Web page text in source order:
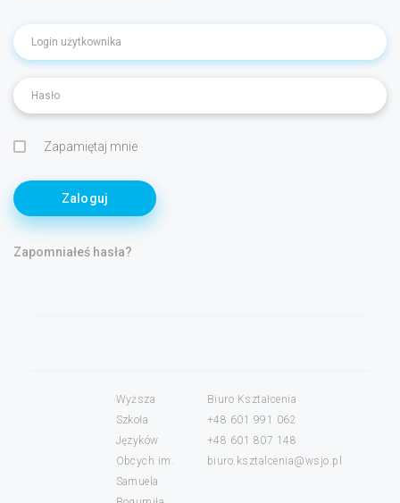
Zapamiętaj mnie
Zaloguj
Zapomniałeś hasła?
Wyższa
Szkoła
Języków
Obcych im.
Samuela
Biuro Kształcenia
+48 601 991 062
+48 601 807 148
biuro.ksztalcenia@wsjo.pl